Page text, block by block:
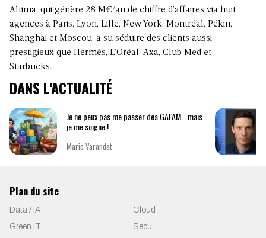
Altima, qui génère 28 M€/an de chiffre d’affaires via huit
agences à Paris, Lyon, Lille, New York, Montréal, Pékin,
Shanghai et Moscou, a su séduire des clients aussi
prestigieux que Hermès, L’Oréal, Axa, Club Med et
Starbucks.
DANS L'ACTUALITÉ
Je ne peux pas me passer des GAFAM… mais
je me soigne !
Marie Varandat
Plan du site
Data / IA
Cloud
Green IT
Secu